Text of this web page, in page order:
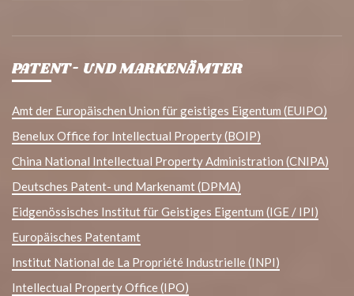
PATENT- UND MARKENÄMTER
Amt der Europäischen Union für geistiges Eigentum (EUIPO)
Benelux Office for Intellectual Property (BOIP)
China National Intellectual Property Administration (CNIPA)
Deutsches Patent- und Markenamt (DPMA)
Eidgenössisches Institut für Geistiges Eigentum (IGE / IPI)
Europäisches Patentamt
Institut National de La Propriété Industrielle (INPI)
Intellectual Property Office (IPO)